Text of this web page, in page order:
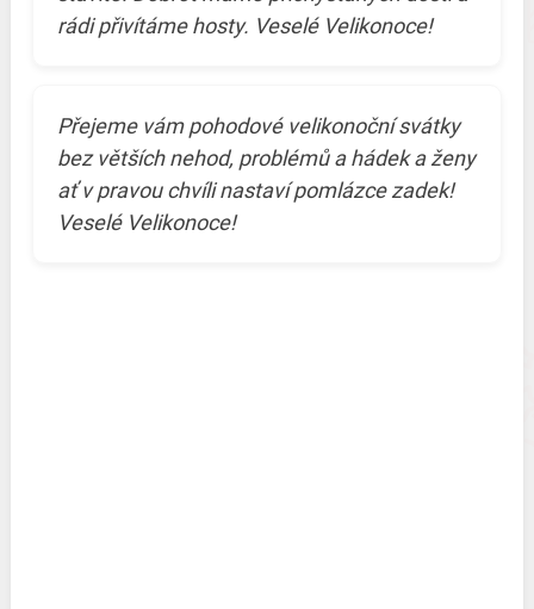
rádi přivítáme hosty. Veselé Velikonoce!
Přejeme vám pohodové velikonoční svátky
bez větších nehod, problémů a hádek a ženy
ať v pravou chvíli nastaví pomlázce zadek!
Veselé Velikonoce!